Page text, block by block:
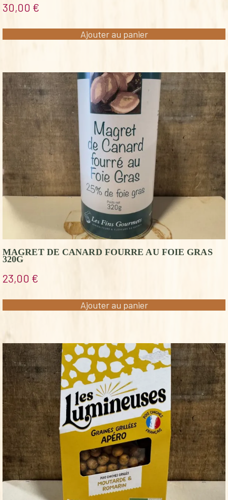
30,00 €
Ajouter au panier
MAGRET DE CANARD FOURRE AU FOIE GRAS
320G
23,00 €
Ajouter au panier